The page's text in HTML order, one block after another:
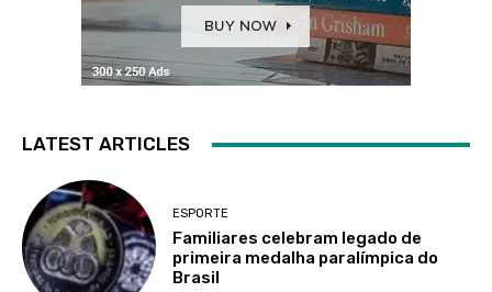
LATEST ARTICLES
ESPORTE
Familiares celebram legado de
primeira medalha paralímpica do
Brasil